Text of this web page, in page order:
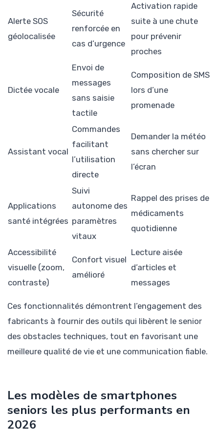
Alerte SOS
géolocalisée
Sécurité
renforcée en
cas d’urgence
Activation rapide
suite à une chute
pour prévenir
proches
Dictée vocale
Envoi de
messages
sans saisie
tactile
Composition de SMS
lors d’une
promenade
Assistant vocal
Commandes
facilitant
l’utilisation
directe
Demander la météo
sans chercher sur
l’écran
Applications
santé intégrées
Suivi
autonome des
paramètres
vitaux
Rappel des prises de
médicaments
quotidienne
Accessibilité
visuelle (zoom,
contraste)
Confort visuel
amélioré
Lecture aisée
d’articles et
messages
Ces fonctionnalités démontrent l’engagement des
fabricants à fournir des outils qui libèrent le senior
des obstacles techniques, tout en favorisant une
meilleure qualité de vie et une communication fiable.
Les modèles de smartphones
seniors les plus performants en
2026